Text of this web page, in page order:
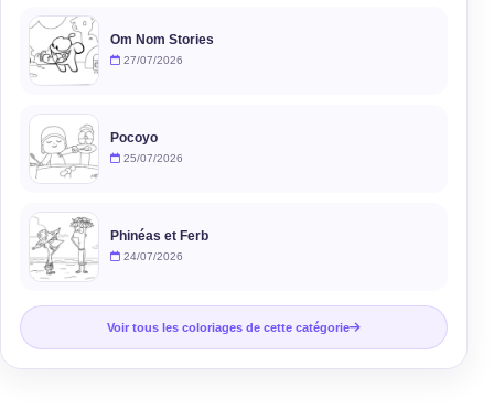
Om Nom Stories
27/07/2026
Pocoyo
25/07/2026
Phinéas et Ferb
24/07/2026
Voir tous les coloriages de cette catégorie